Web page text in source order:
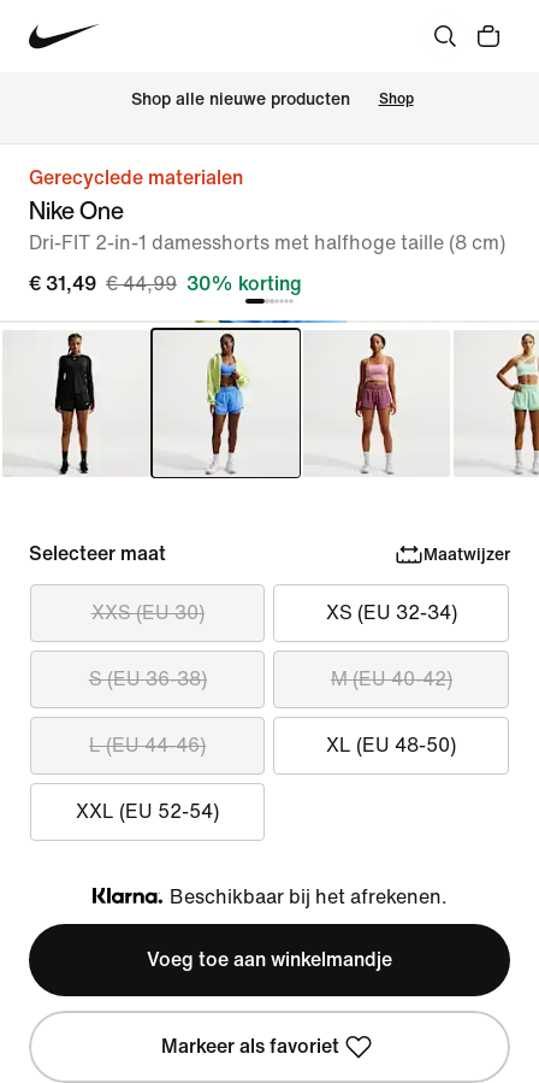
Shop alle nieuwe producten Shop
Gerecyclede materialen
Nike One
Dri-FIT 2-in-1 damesshorts met halfhoge taille (8 cm)
€ 31,49 € 44,99 30% korting
Selecteer maat Maatwijzer
XXS (EU 30) XS (EU 32-34)
S (EU 36-38) M (EU 40-42)
L (EU 44-46) XL (EU 48-50)
XXL (EU 52-54)
Klarna
Beschikbaar bij het afrekenen.
Voeg toe aan winkelmandje
Markeer als favoriet